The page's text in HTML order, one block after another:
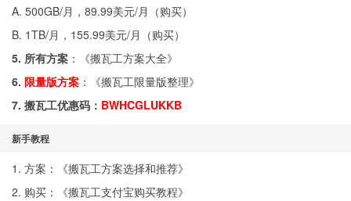
A. 500GB/月，89.99美元/月（购买）
B. 1TB/月，155.99美元/月（购买）
5. 所有方案 ：《搬瓦工方案大全》
6. 限量版方案 ：《搬瓦工限量版整理》
7. 搬瓦工优惠码： BWHCGLUKKB
新手教程
1. 方案：《搬瓦工方案选择和推荐》
2. 购买：《搬瓦工支付宝购买教程》